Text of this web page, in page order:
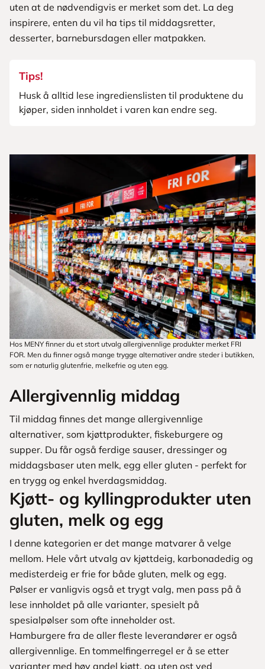
uten at de nødvendigvis er merket som det. La deg
inspirere, enten du vil ha tips til middagsretter,
desserter, barnebursdagen eller matpakken.
Tips!
Husk å alltid lese ingredienslisten til produktene du
kjøper, siden innholdet i varen kan endre seg.
Hos MENY finner du et stort utvalg allergivennlige produkter merket FRI
FOR. Men du finner også mange trygge alternativer andre steder i butikken,
som er naturlig glutenfrie, melkefrie og uten egg.
Allergivennlig middag
Til middag finnes det mange allergivennlige
alternativer, som kjøttprodukter, fiskeburgere og
supper. Du får også ferdige sauser, dressinger og
middagsbaser uten melk, egg eller gluten - perfekt for
en trygg og enkel hverdagsmiddag.
Kjøtt- og kyllingprodukter uten
gluten, melk og egg
I denne kategorien er det mange matvarer å velge
mellom. Hele vårt utvalg av kjøttdeig, karbonadedig og
medisterdeig er frie for både gluten, melk og egg.
Pølser er vanligvis også et trygt valg, men pass på å
lese innholdet på alle varianter, spesielt på
spesialpølser som ofte inneholder ost.
Hamburgere fra de aller fleste leverandører er også
allergivennlige. En tommelfingerregel er å se etter
varianter med høy andel kjøtt, og uten ost ved